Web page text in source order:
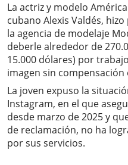
La actriz y modelo
cubano Alexis Valdés,
la agencia de modelaje
deberle alrededor de
15.000 dólares) por
imagen sin compensación
La joven expuso la
Instagram, en el que
desde marzo de 2025 y
de reclamación, no ha
por sus servicios.